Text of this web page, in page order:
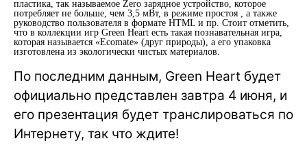
пластика, так называемое Zero зарядное устройство, которое
потребляет не больше, чем 3,5 мВт, в режиме простоя , а также
руководство пользователя в формате HTML и пр. Стоит отметить,
что в коллекции игр Green Heart есть такая познавательная игра,
которая называется «Ecomate» (друг природы), а его упаковка
изготовлена из экологически чистых материалов.
По последним данным, Green Heart будет
официально представлен завтра 4 июня, и
его презентация будет транслироваться по
Интернету, так что ждите!